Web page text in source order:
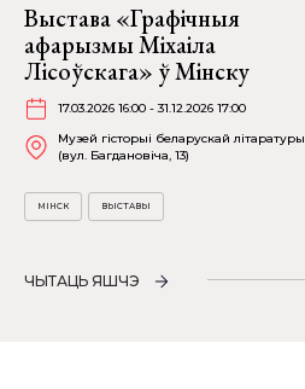
Выстава «Графічныя
афарызмы Міхаіла
Лісоўскага» ў Мінску
17.03.2026 16:00 - 31.12.2026 17:00
Музей гісторыі беларускай літаратуры
(вул. Багдановіча, 13)
МІНСК ВЫСТАВЫ
ЧЫТАЦЬ ЯШЧЭ